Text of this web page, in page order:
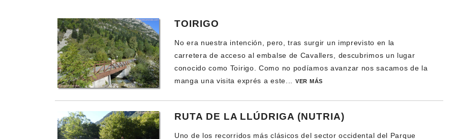
TOIRIGO
No era nuestra intención, pero, tras surgir un imprevisto en la
carretera de acceso al embalse de Cavallers, descubrimos un lugar
conocido como Toirigo. Como no podíamos avanzar nos sacamos de la
manga una visita exprés a este... VER MÁS
RUTA DE LA LLÚDRIGA (NUTRIA)
Uno de los recorridos más clásicos del sector occidental del Parque